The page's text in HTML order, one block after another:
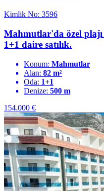
Kimlik No: 3596
Mahmutlar'da özel plajı
1+1 daire satılık.
Konum: Mahmutlar
Alan: 82 m²
Oda: 1+1
Denize: 500 m
154.000 €